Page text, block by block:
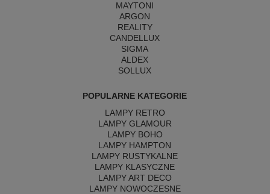
MAYTONI
ARGON
REALITY
CANDELLUX
SIGMA
ALDEX
SOLLUX
POPULARNE KATEGORIE
LAMPY RETRO
LAMPY GLAMOUR
LAMPY BOHO
LAMPY HAMPTON
LAMPY RUSTYKALNE
LAMPY KLASYCZNE
LAMPY ART DECO
LAMPY NOWOCZESNE